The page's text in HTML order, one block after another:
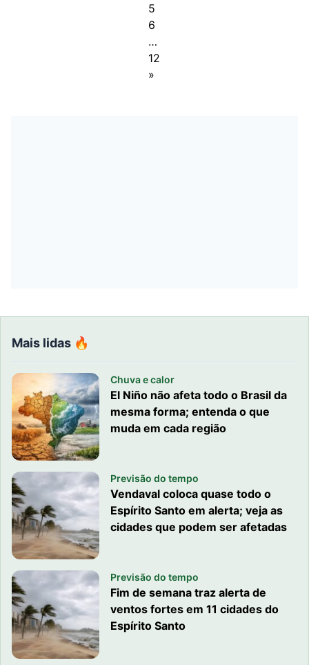
5
6
…
12
»
Mais lidas 🔥
Chuva e calor
El Niño não afeta todo o Brasil da
mesma forma; entenda o que
muda em cada região
Previsão do tempo
Vendaval coloca quase todo o
Espírito Santo em alerta; veja as
cidades que podem ser afetadas
Previsão do tempo
Fim de semana traz alerta de
ventos fortes em 11 cidades do
Espírito Santo